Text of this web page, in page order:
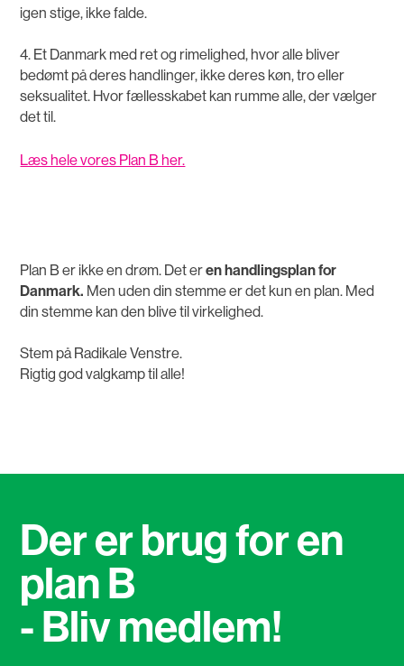
igen stige, ikke falde.
4. Et Danmark med ret og rimelighed, hvor alle bliver
bedømt på deres handlinger, ikke deres køn, tro eller
seksualitet. Hvor fællesskabet kan rumme alle, der vælger
det til.
Læs hele vores Plan B her.
Plan B er ikke en drøm. Det eren handlingsplan for
Danmark. Men uden din stemme er det kun en plan. Med
din stemme kan den blive til virkelighed.
Stem på Radikale Venstre.
Rigtig god valgkamp til alle!
Der er brug for en
plan B
- Bliv medlem!